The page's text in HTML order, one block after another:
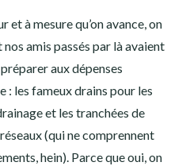
et à mesure qu’on avance, on
amis passés par là avaient
aux dépenses
: les fameux drains pour les
et les tranchées de
(qui ne comprennent
hein). Parce que oui, on